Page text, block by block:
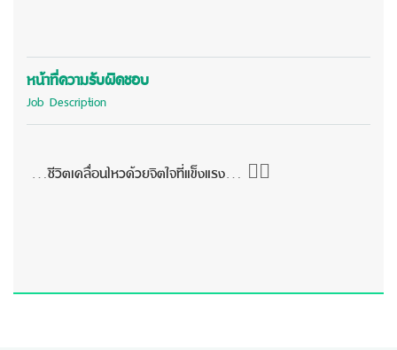
หน้าที่ความรับผิดชอบ
Job Description
...ชีวิตเคลื่อนไหวด้วยจิตใจที่แข็งแรง 👩‍⚕️